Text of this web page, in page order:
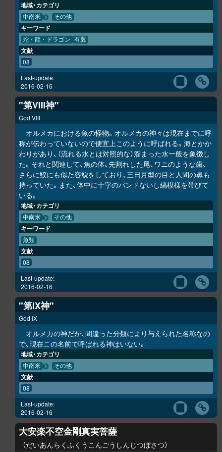
地域・カテゴリ
中南米 その他
キーワード
蛇・龍・ドラゴン 有翼
文献
08
Last-update:
2016-02-16
"第VIII神"
God VIII
オルメカにおける魚の怪物。オルメカの神々は現在までに呼
称が伝わっていないので便宜上このように呼ばれる。海とかか
わりがあり、（流れる水とは対照的な）溜まった水一般を象徴し
た。それと関連して、魚の体、先割れした尾、ワニのような歯、
さらに鮫にも似た容貌をしており、三日月型の目と人間の鼻も
持っていた。また、体中に十字のバンドないし縞模様を帯びて
いる。
地域・カテゴリ
中南米 その他
キーワード
魚類
文献
08
Last-update:
2016-02-16
"第IX神"
God IX
オルメカの神だが、間違った分類により与えられた名称なの
で、現在この名前で呼ばれる神はいない。
地域・カテゴリ
中南米 その他
文献
08
Last-update:
2016-02-16
大安楽不空金剛真実菩薩
だいあんらくふくうこんごうしんじつぼさつ